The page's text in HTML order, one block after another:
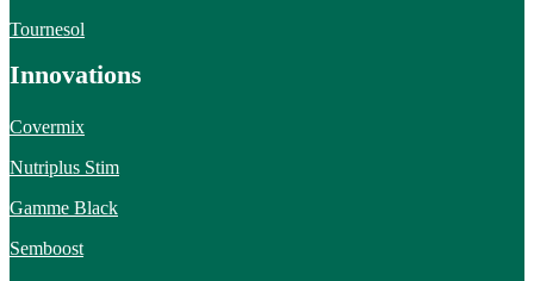
Tournesol
Innovations
Covermix
Nutriplus Stim
Gamme Black
Semboost